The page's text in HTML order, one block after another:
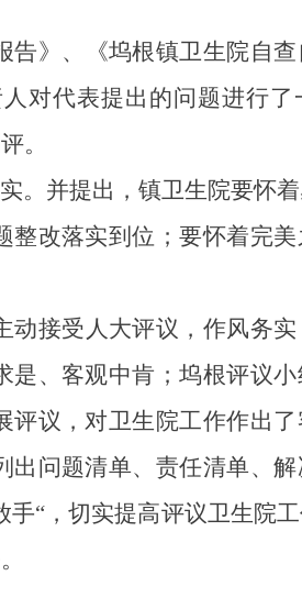
》、《坞根镇卫生院自
对代表提出的问题进行了
。
。并提出，镇卫生院要怀
改落实到位；要怀着完美
接受人大评议，作风务
、客观中肯；坞根评议小
议，对卫生院工作作出
问题清单、责任清单、
“，切实提高评议卫生院工
。